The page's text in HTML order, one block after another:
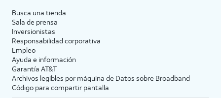
Busca una tienda
Sala de prensa
Inversionistas
Responsabilidad corporativa
Empleo
Ayuda e información
Garantía AT&T
Archivos legibles por máquina de Datos sobre Broadband
Código para compartir pantalla